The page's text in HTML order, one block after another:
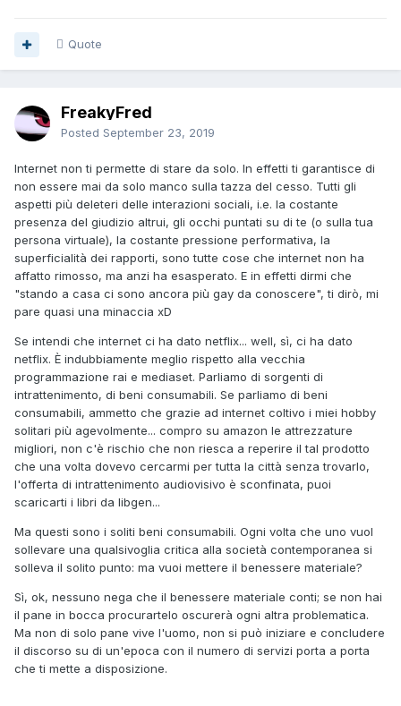
Quote
FreakyFred
Posted September 23, 2019
Internet non ti permette di stare da solo. In effetti ti garantisce di
non essere mai da solo manco sulla tazza del cesso. Tutti gli
aspetti più deleteri delle interazioni sociali, i.e. la costante
presenza del giudizio altrui, gli occhi puntati su di te (o sulla tua
persona virtuale), la costante pressione performativa, la
superficialità dei rapporti, sono tutte cose che internet non ha
affatto rimosso, ma anzi ha esasperato. E in effetti dirmi che
"stando a casa ci sono ancora più gay da conoscere", ti dirò, mi
pare quasi una minaccia xD
Se intendi che internet ci ha dato netflix... well, sì, ci ha dato
netflix. È indubbiamente meglio rispetto alla vecchia
programmazione rai e mediaset. Parliamo di sorgenti di
intrattenimento, di beni consumabili. Se parliamo di beni
consumabili, ammetto che grazie ad internet coltivo i miei hobby
solitari più agevolmente... compro su amazon le attrezzature
migliori, non c'è rischio che non riesca a reperire il tal prodotto
che una volta dovevo cercarmi per tutta la città senza trovarlo,
l'offerta di intrattenimento audiovisivo è sconfinata, puoi
scaricarti i libri da libgen...
Ma questi sono i soliti beni consumabili. Ogni volta che uno vuol
sollevare una qualsivoglia critica alla società contemporanea si
solleva il solito punto: ma vuoi mettere il benessere materiale?
Sì, ok, nessuno nega che il benessere materiale conti; se non hai
il pane in bocca procurartelo oscurerà ogni altra problematica.
Ma non di solo pane vive l'uomo, non si può iniziare e concludere
il discorso su di un'epoca con il numero di servizi porta a porta
che ti mette a disposizione.